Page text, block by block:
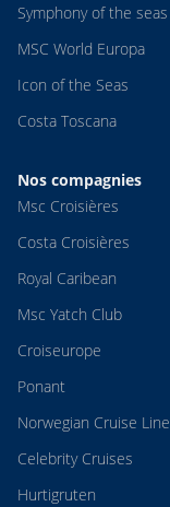
Symphony of the seas
MSC World Europa
Icon of the Seas
Costa Toscana
Nos compagnies
Msc Croisières
Costa Croisières
Royal Caribean
Msc Yatch Club
Croiseurope
Ponant
Norwegian Cruise Line
Celebrity Cruises
Hurtigruten